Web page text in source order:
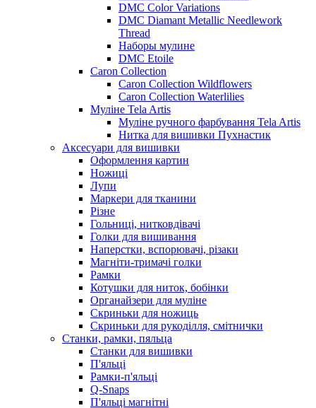
DMC Color Variations
DMC Diamant Metallic Needlework
Thread
Наборы мулине
DMC Etoile
Caron Collection
Caron Collection Wildflowers
Caron Collection Waterlilies
Муліне Tela Artis
Муліне ручного фарбування Tela Artis
Нитка для вишивки Пухнастик
Аксесуари для вишивки
Оформлення картин
Ножиці
Лупи
Маркери для тканини
Різне
Гольниці, нитковдівачі
Голки для вишивання
Наперстки, вспорювачі, різаки
Магніти-тримачі голки
Рамки
Котушки для ниток, бобінки
Органайзери для муліне
Скриньки для ножиць
Скриньки для рукоділля, смітнички
Станки, рамки, пяльца
Станки для вишивки
П'яльці
Рамки-п'яльці
Q-Snaps
П'яльці магнітні